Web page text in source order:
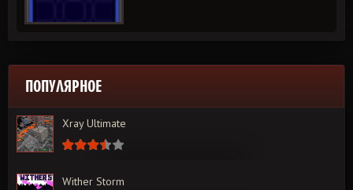
ПОПУЛЯРНОЕ
Xray Ultimate
Wither Storm